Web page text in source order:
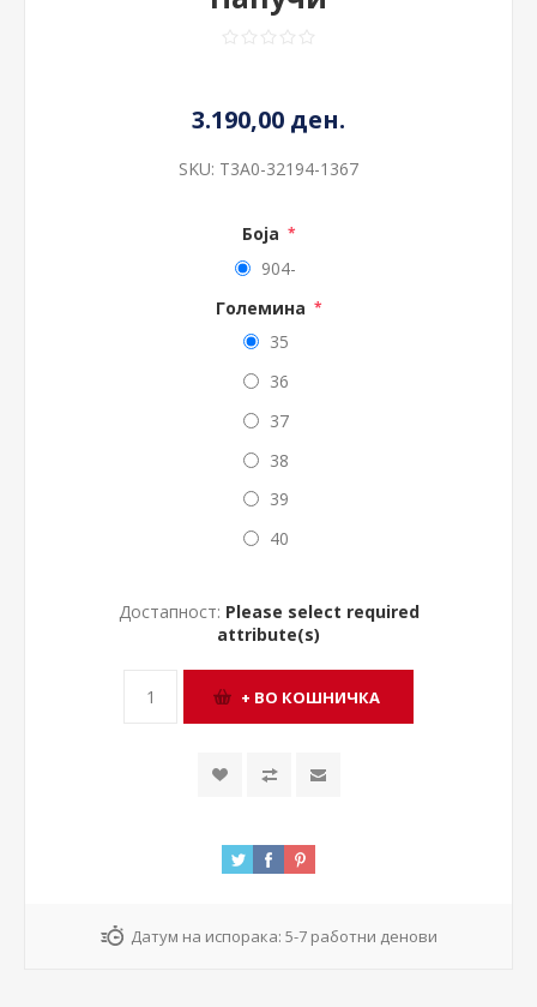
3.190,00 ден.
SKU: T3A0-32194-1367
Боја *
904-
Големина *
35
36
37
38
39
40
Достапност: Please select required
attribute(s)
Датум на испорака: 5-7 работни денови